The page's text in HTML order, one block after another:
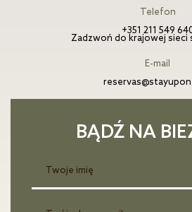
Telefon
+351 211 549
Zadzwoń do krajowej sieci
E-mail
BĄDŹ NA